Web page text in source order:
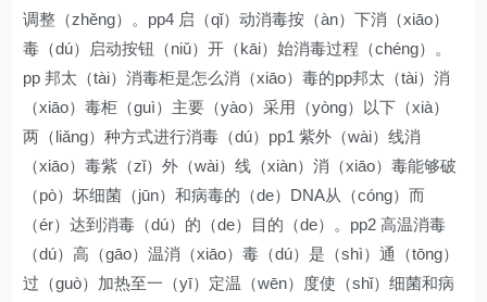
调整（zhěng）。pp4 启（qǐ）动消毒按（àn）下消（xiāo）
毒（dú）启动按钮（niǔ）开（kāi）始消毒过程（chéng）。
pp 邦太（tài）消毒柜是怎么消（xiāo）毒的pp邦太（tài）消
（xiāo）毒柜（guì）主要（yào）采用（yòng）以下（xià）
两（liǎng）种方式进行消毒（dú）pp1 紫外（wài）线消
（xiāo）毒紫（zǐ）外（wài）线（xiàn）消（xiāo）毒能够破
（pò）坏细菌（jūn）和病毒的（de）DNA从（cóng）而
（ér）达到消毒（dú）的（de）目的（de）。pp2 高温消毒
（dú）高（gāo）温消（xiāo）毒（dú）是（shì）通（tōng）
过（guò）加热至一（yī）定温（wēn）度使（shǐ）细菌和病